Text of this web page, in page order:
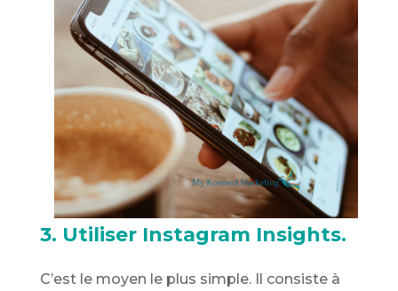
3. Utiliser Instagram Insights.
C’est le moyen le plus simple. Il consiste à